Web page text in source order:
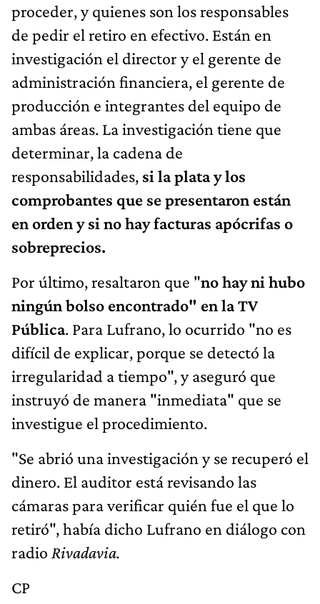
proceder, y quienes son los responsables
de pedir el retiro en efectivo. Están en
investigación el director y el gerente de
administración financiera, el gerente de
producción e integrantes del equipo de
ambas áreas. La investigación tiene que
determinar, la cadena de
responsabilidades, si la plata y los
comprobantes que se presentaron están
en orden y si no hay facturas apócrifas o
sobreprecios.
Por último, resaltaron que "no hay ni hubo
ningún bolso encontrado" en la TV
Pública. Para Lufrano, lo ocurrido "no es
difícil de explicar, porque se detectó la
irregularidad a tiempo", y aseguró que
instruyó de manera "inmediata" que se
investigue el procedimiento.
"Se abrió una investigación y se recuperó el
dinero. El auditor está revisando las
cámaras para verificar quién fue el que lo
retiró", había dicho Lufrano en diálogo con
radio Rivadavia.
CP